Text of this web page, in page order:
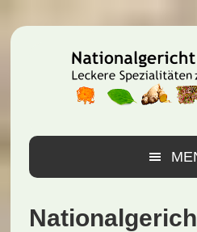
Hauptnavigation
Inhalt
Seitenspalte